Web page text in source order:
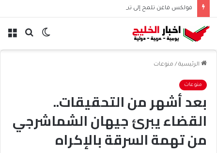
فولكس فاغن تلمح إلى تسريح 50 ألف موظف عالميًا
بحث الوضع
الرئيسية / منوعات
منوعات
بعد أشهر من التحقيقات..
القضاء يبرئ جيهان الشماشرجي
من تهمة السرقة بالإكراه